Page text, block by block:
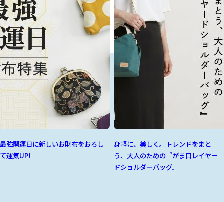
最強開運日に新しいお財布をおろし
て運気UP!
身軽に、美しく。トレンドをまと
う、大人のための『がま口レイヤー
ドショルダーバッグ』